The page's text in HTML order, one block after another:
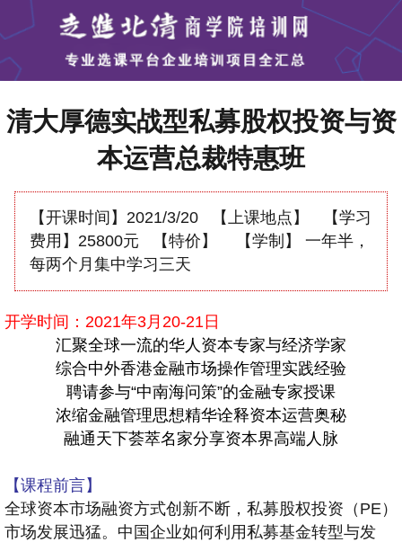
清大厚德实战型私募股权投资与资
本运营总裁特惠班
【开课时间】 2021/3/20 【上课地点】
【学习
费用】 25800元 【特价】 【学制】
一年半，
每两个月集中学习三天
开学时间：2021年3月20-21日
汇聚全球一流的华人资本专家与经济学家
综合中外香港金融市场操作管理实践经验
聘请参与“中南海问策”的金融专家授课
浓缩金融管理思想精华诠释资本运营奥秘
融通天下荟萃名家分享资本界高端人脉
【课程前言】
全球资本市场融资方式创新不断，私募股权投资（PE）
市场发展迅猛。中国企业如何利用私募基金转型与发